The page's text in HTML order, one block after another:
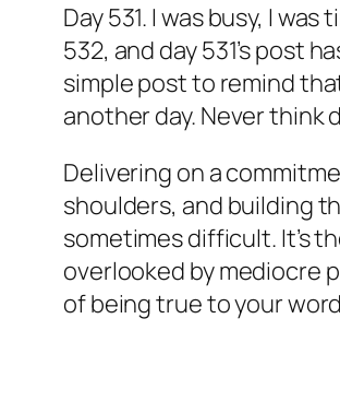
Day 531. I was busy, I
532, and day 531’s post
simple post to remind
another day. Never think
Delivering on a
shoulders, and building
sometimes difficult. It’s
overlooked by mediocre
of being true to your